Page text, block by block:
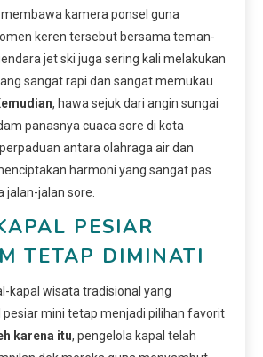
kamera ponsel guna
keren tersebut bersama teman-
jet ski juga sering kali melakukan
sangat rapi dan sangat memukau
, hawa sejuk dari angin sungai
panasnya cuaca sore di kota
antara olahraga air dan
harmoni yang sangat pas
jalan-jalan sore.
PESIAR
TETAP DIMINATI
kapal wisata tradisional yang
pesiar mini tetap menjadi pilihan favorit
karena itu, pengelola kapal telah